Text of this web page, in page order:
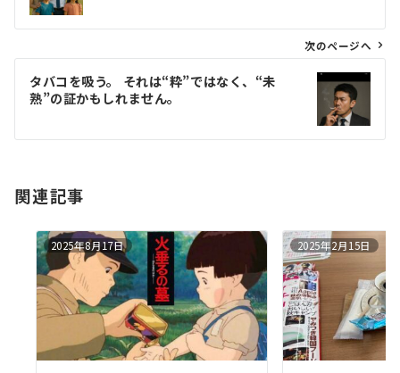
ビ
ン
次のページへ
タバコを吸う。 それは“粋”ではなく、“未
熟”の証かもしれません。
関連記事
2025年8月17日 2025年2月15日